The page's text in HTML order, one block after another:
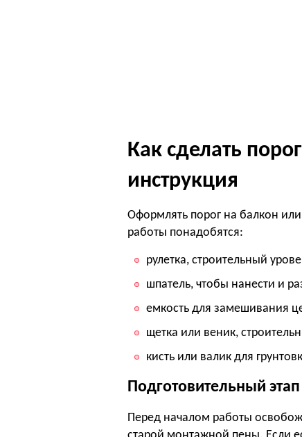
Как сделать
инструкция
Оформлять порог на балкон
работы понадобятся:
рулетка, строительный
шпатель, чтобы нанести и
емкость для замешивания
щетка или веник,
кисть или валик для
Подготовительный этап
Перед началом работы